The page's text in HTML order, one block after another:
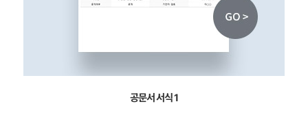
공문서 서식 1